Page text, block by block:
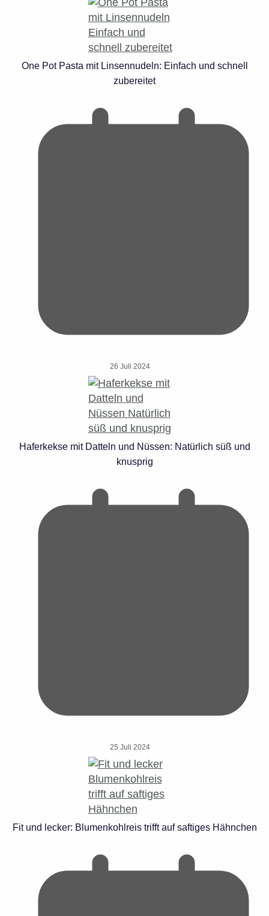
One Pot Pasta mit Linsennudeln: Einfach und schnell
zubereitet
26 Juli 2024
Haferkekse mit Datteln und Nüssen: Natürlich süß und
knusprig
25 Juli 2024
Fit und lecker: Blumenkohlreis trifft auf saftiges Hähnchen